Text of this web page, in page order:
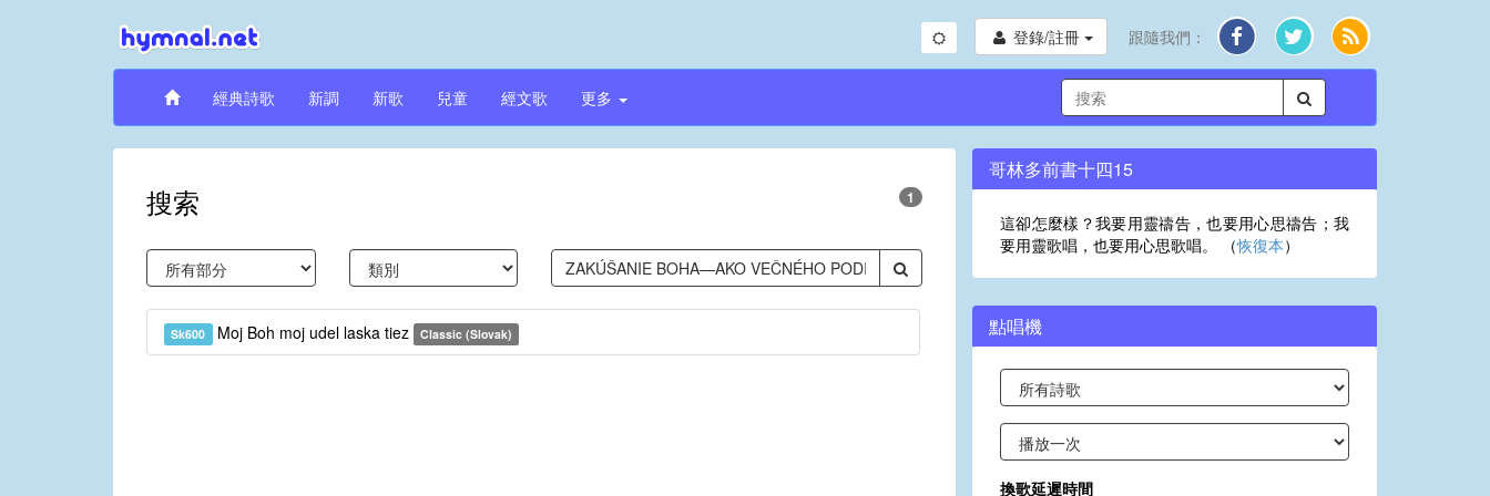
登錄/註冊 跟隨我們：
經典詩歌 新調 新歌 兒童 經文歌 更多
搜索 1
Sk600 Moj Boh moj udel laska tiez Classic (Slovak)
哥林多前書十四15
這卻怎麼樣？我要用靈禱告，也要用心思禱告；我
要用靈歌唱，也要用心思歌唱。 （恢復本）
點唱機
換歌延遲時間